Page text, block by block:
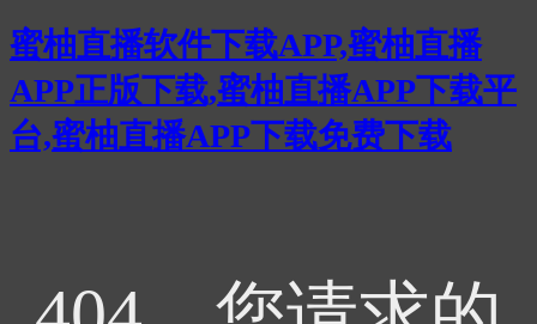
蜜柚直播软件下载APP,蜜柚直播
APP正版下载,蜜柚直播APP下载平
台,蜜柚直播APP下载免费下载